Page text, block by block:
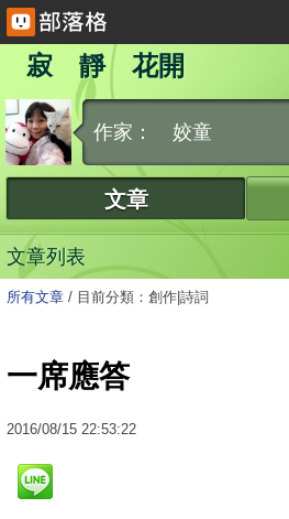
寂 靜 花開
作家： 姣童
文章
文章列表
所有文章 / 目前分類：創作|詩詞
一席應答
2016/08/15 22:53:22